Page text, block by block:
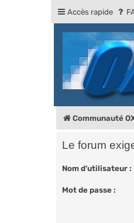
Accès rapide
Communauté
Le forum
Nom d’utilisateur :
Mot de passe :